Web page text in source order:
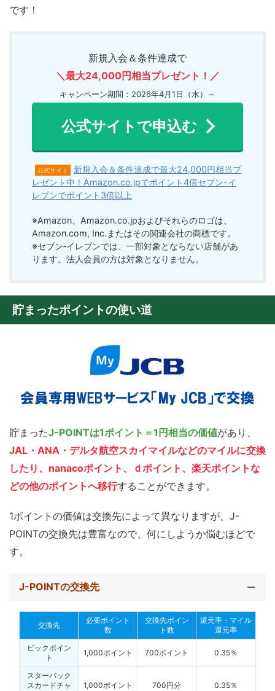
です！
新規入会＆条件達成で
＼最大24,000円相当プレゼント！ ／
キャンペーン期間：2026年4月1日（水）～
公式サイトで申込む
公式サイト
新規入会＆条件達成で最大24,000円相当プ
レゼント中！Amazon.co.jpでポイント4倍セブン-イ
レブンでポイント3倍以上
※Amazon、Amazon.co.jpおよびそれらのロゴは、
Amazon.com, Inc.またはその関連会社の商標です。
※セブン‐イレブンでは、一部対象とならない店舗があ
ります。法人会員の方は対象となりません。
貯まったポイントの使い道
貯まったJ-POINTは1ポイント＝1円相当の価値があり、
JAL・ANA・デルタ航空スカイマイルなどのマイルに交換
したり、nanacoポイント、ｄポイント、楽天ポイントな
どの他のポイントへ移行することができます。
1ポイントの価値は交換先によって異なりますが、J-
POINTの交換先は豊富なので、何にしようか悩むほどで
す。
J-POINTの交換先
交換先
必要ポイント
数
交換先ポイン
ト数
還元率・マイル
還元率
ビックポイン
ト
1,000ポイント 700ポイント 0.35％
スターバック
スカードチャ
1,000ポイント 700円分 0.35％